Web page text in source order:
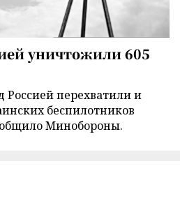
уничтожили 605
Россией перехватили и
беспилотников
Минобороны.